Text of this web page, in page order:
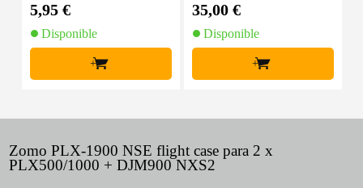
5,95 €
Disponible
+
35,00 €
Disponible
+
Zomo PLX-1900 NSE flight case para 2 x
PLX500/1000 + DJM900 NXS2